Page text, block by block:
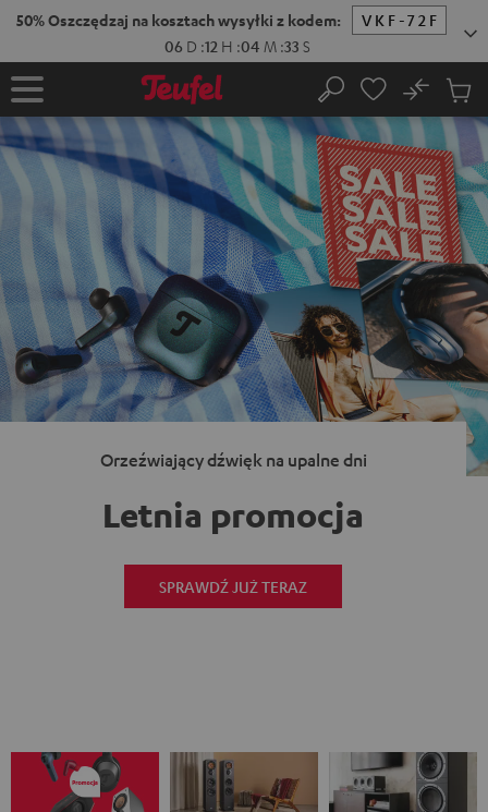
DO
Strona
główna
Szukaj
No
w
Orzeźwiający dźwięk na upalne dni
Letnia promocja
SPRAWDŹ JUŻ TERAZ